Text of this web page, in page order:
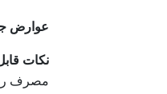
عوارض
نکات
مصرف را